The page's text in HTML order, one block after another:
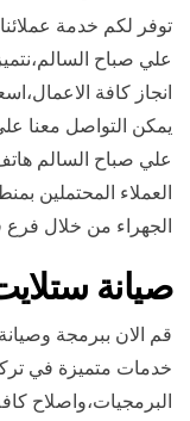
توفر لكم خدمة
علي صباح
انجاز كافة
يمكن التواصل معنا
العملاء المحتملين
الجهراء من خلال
صيانة
قم الان ببرمجة
خدمات متميزة في
البرمجيات،واصلاح